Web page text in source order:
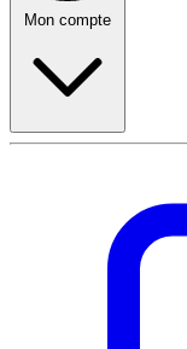
Mon compte